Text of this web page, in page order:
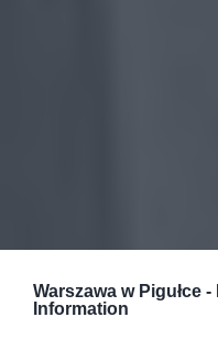
Warszawa w Pigułce -
Information